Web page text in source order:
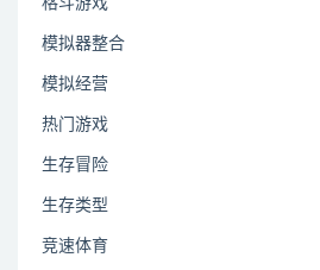
格斗游戏
模拟器整合
模拟经营
热门游戏
生存冒险
生存类型
竞速体育